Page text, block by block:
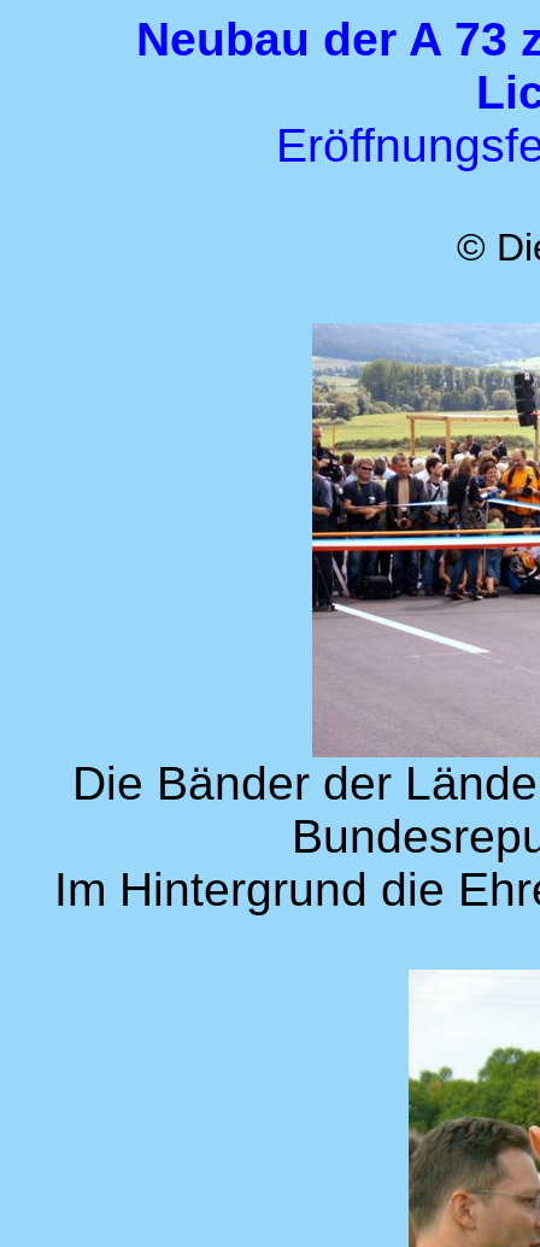
Neubau der A 73
©
Die Bänder der
Im Hintergrund die